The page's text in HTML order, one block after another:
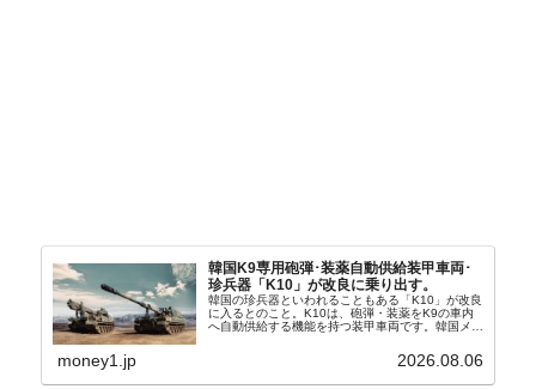
韓国K9専用砲弾･装薬自動供給装甲車両･
珍兵器「K10」が改良に乗り出す。
韓国の珍兵器といわれることもある「K10」が改良
に入るとのこと。K10は、砲弾・装薬をK9の車内
へ自動供給する機能を持つ装甲車両です。韓国メデ
から以下に一部を引きます。2005年に初めて...
money1.jp 2026.08.06